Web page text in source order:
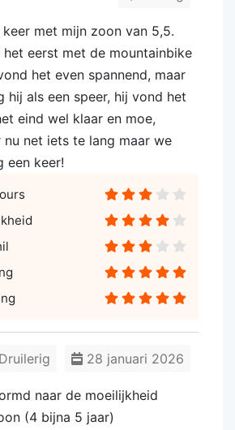
met mijn zoon van 5,5.
eerst met de mountainbike
het even spannend, maar
hij als een speer, hij vond het
eind wel klaar en moe,
nu net iets te lang maar we
een keer!
28 januari 2026
Druilerig
naar de moeilijkheid
(4 bijna 5 jaar)